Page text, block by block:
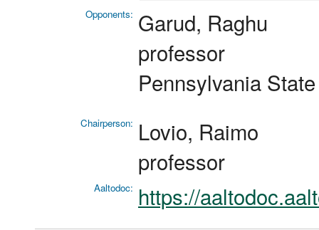
Opponents: Garud, Raghu
professor
Pennsylvania
Chairperson: Lovio, Raimo
professor
Aaltodoc: https://